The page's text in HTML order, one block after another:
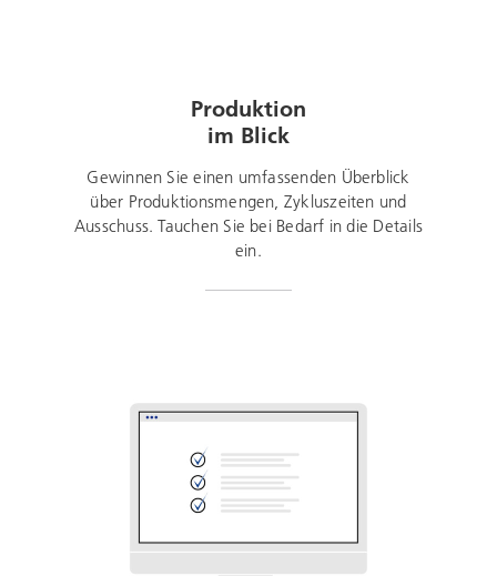
Produktion
im Blick
Gewinnen Sie einen umfassenden Überblick
über Produktionsmengen, Zykluszeiten und
Ausschuss. Tauchen Sie bei Bedarf in die Details
ein.